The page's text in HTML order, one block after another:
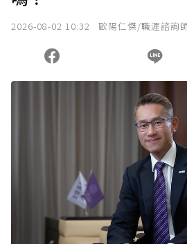
2026-08-02 10:32 歐陽仁傑/職涯諮詢